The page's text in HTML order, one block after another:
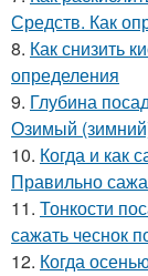
Средств. Как
8. Как снизить
определения
9. Глубина
Озимый
10. Когда и как
Правильно
11. Тонкости
сажать чеснок
12. Когда